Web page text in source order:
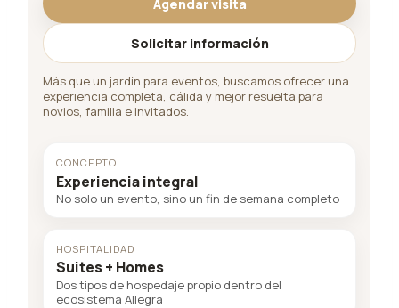
Agendar visita
Solicitar información
Más que un jardín para eventos, buscamos ofrecer una
experiencia completa, cálida y mejor resuelta para
novios, familia e invitados.
CONCEPTO
Experiencia integral
No solo un evento, sino un fin de semana completo
HOSPITALIDAD
Suites + Homes
Dos tipos de hospedaje propio dentro del
ecosistema Allegra